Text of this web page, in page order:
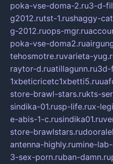
poka-vse-doma-2.ru3-d-
g2012.rutst-1.rushaggy-
g-2012.ruops-mgr.ru
poka-vse-doma2.ru
tehosmotre.ruvarieta-
raytor-d.ruatillagunn.ru3d-
1xbeticricetc1xbetti5.ru
store-brawl-stars.rukts-
sindika-01.rusp-life.rux-
e-abis-1-c.rusindika01.ru
store-brawlstars.ru
antenna-highly.rumine-
3-sex-porn.ruban-damn.ru